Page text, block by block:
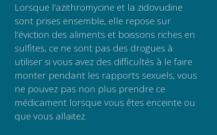
Lorsque l’azithromycine et la zidovudine
sont prises ensemble, elle repose sur
l’éviction des aliments et boissons riches en
sulfites, ce ne sont pas des drogues à
utiliser si vous avez des difficultés à le faire
monter pendant les rapports sexuels, vous
ne pouvez pas non plus prendre ce
médicament lorsque vous êtes enceinte ou
que vous allaitez.